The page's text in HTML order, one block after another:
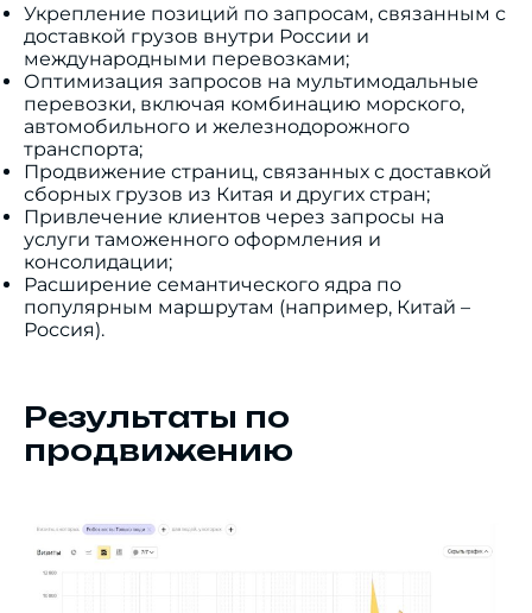
Укрепление позиций по запросам, связанным с
доставкой грузов внутри России и
международными перевозками;
Оптимизация запросов на мультимодальные
перевозки, включая комбинацию морского,
автомобильного и железнодорожного
транспорта;
Продвижение страниц, связанных с доставкой
сборных грузов из Китая и других стран;
Привлечение клиентов через запросы на
услуги таможенного оформления и
консолидации;
Расширение семантического ядра по
популярным маршрутам (например, Китай –
Россия).
Результаты по
продвижению